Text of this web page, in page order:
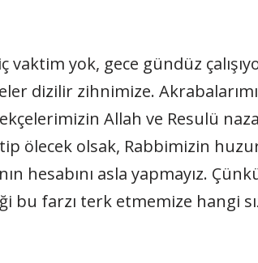
vaktim yok, gece gündüz
dizilir zihnimize.
Allah ve Resulü
ölecek olsak, Rabbimizin
hesabını asla yapmayız.
bu farzı terk etmemize hangi